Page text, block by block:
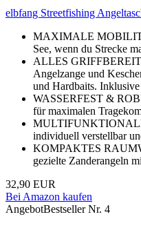
elbfang Streetfishing
MAXIMALE
See, wenn du Strecke
ALLES GRIFFBEREIT
Angelzange und
und Hardbaits.
WASSERFEST &
für maximalen
individuell verstellbar
KOMPAKTES
gezielte Zanderangeln
32,90 EUR
Bei Amazon kaufen
AngebotBestseller Nr. 4